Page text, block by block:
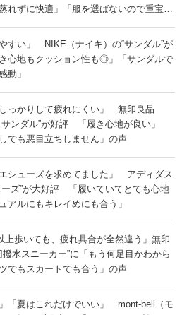
ずに快適」「服を選ばないので重宝」
やすい」 NIKE（ナイキ）の“サンダル”が
心地もクッション性も◎」「サンダルで
動」
しっかりして疲れにくい」 無印良品
ンダル”が好評 「履き心地が良い」
でも悪目立ちしません」の声
エシューズを求めてました」 アディダス
ーズ”が大好評 「履いていてとても心地
アルにもキレイめにも合う」
上歩いても、疲れ具合が全然違う」無印
撥水スニーカー”に「もう何足目かわから
でもスカートでも合う」の声
」「夏はこれだけでいい」 mont-bell（モ